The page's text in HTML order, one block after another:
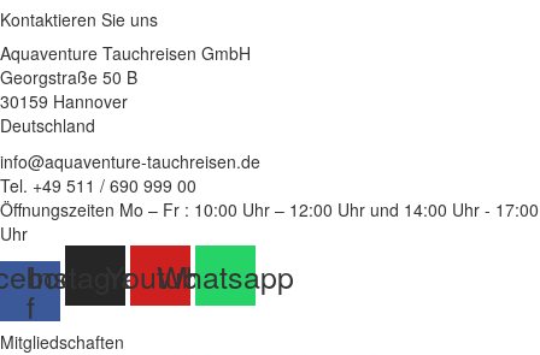
Kontaktieren Sie uns
Aquaventure Tauchreisen GmbH
Georgstraße 50 B
30159 Hannover
Deutschland
info@aquaventure-tauchreisen.de
Tel. +49 511 / 690 999 00
Öffnungszeiten Mo – Fr : 10:00 Uhr – 12:00 Uhr und 14:00 Uhr - 17:00
Uhr
f
InstagramYoutube
Whatsapp
Mitgliedschaften